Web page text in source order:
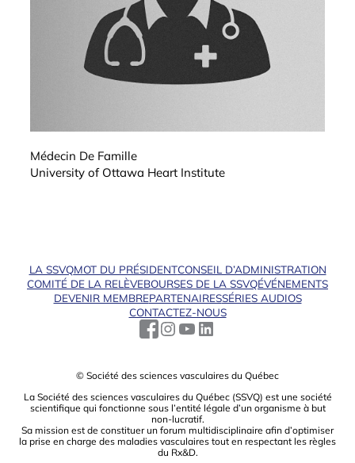
Médecin De Famille
University of Ottawa Heart Institute
LA SSVQMOT DU PRÉSIDENTCONSEIL D’ADMINISTRATION
COMITÉ DE LA RELÈVEBOURSES DE LA SSVQÉVÉNEMENTS
DEVENIR MEMBREPARTENAIRESSÉRIES AUDIOS
CONTACTEZ-NOUS
© Société des sciences vasculaires du Québec
La Société des sciences vasculaires du Québec (SSVQ) est une société
scientiﬁque qui fonctionne sous l’entité légale d’un organisme à but
non-lucratif.
Sa mission est de constituer un forum multidisciplinaire aﬁn d’optimiser
la prise en charge des maladies vasculaires tout en respectant les règles
du Rx&D.